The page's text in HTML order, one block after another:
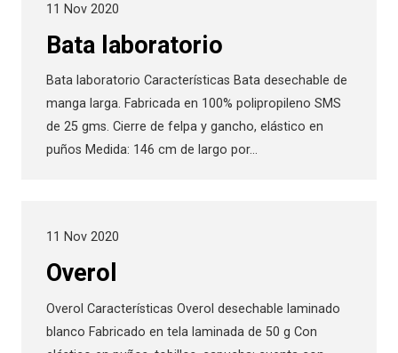
11 Nov 2020
Bata laboratorio
Bata laboratorio Características Bata desechable de
manga larga. Fabricada en 100% polipropileno SMS
de 25 gms. Cierre de felpa y gancho, elástico en
puños Medida: 146 cm de largo por…
11 Nov 2020
Overol
Overol Características Overol desechable laminado
blanco Fabricado en tela laminada de 50 g Con